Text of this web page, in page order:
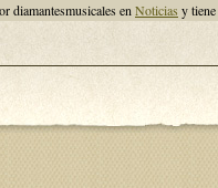
diamantesmusicales en Noticias y tiene